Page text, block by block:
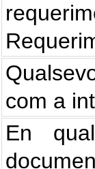
com a
En